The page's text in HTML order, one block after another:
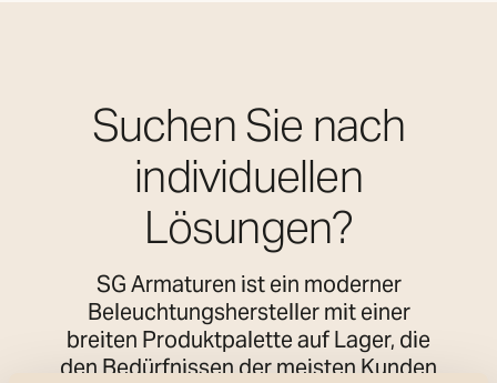
Suchen Sie nach
individuellen
Lösungen?
SG Armaturen ist ein moderner
Beleuchtungshersteller mit einer
breiten Produktpalette auf Lager, die
den Bedürfnissen der meisten Kunden